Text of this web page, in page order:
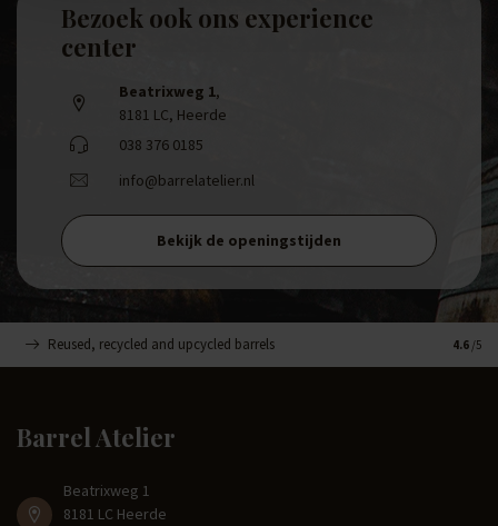
Bezoek ook ons experience
center
Beatrixweg 1,
8181 LC, Heerde
038 376 0185
info@barrelatelier.nl
Bekijk de openingstijden
Reused, recycled and upcycled barrels 4.6 /5
Barrel Atelier
Beatrixweg 1
8181 LC Heerde